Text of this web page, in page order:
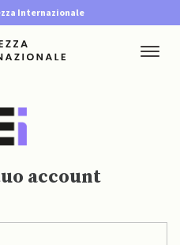
Internazionale
account